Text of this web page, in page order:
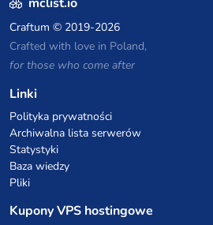
Craftum © 2019-2026
Crafted with love in Poland,
for those who come after
Linki
Polityka prywatności
Archiwalna lista serwerów
Statystyki
Baza wiedzy
Pliki
Kupony VPS hostingowe